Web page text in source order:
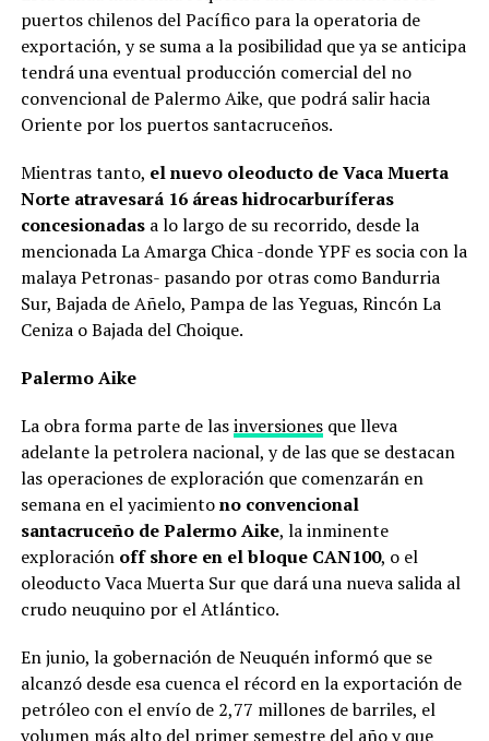
puertos chilenos del Pacífico para la operatoria de
exportación, y se suma a la posibilidad que ya se anticipa
tendrá una eventual producción comercial del no
convencional de Palermo Aike, que podrá salir hacia
Oriente por los puertos santacruceños.
Mientras tanto, el nuevo oleoducto de Vaca Muerta
Norte atravesará 16 áreas hidrocarburíferas
concesionadas a lo largo de su recorrido, desde la
mencionada La Amarga Chica -donde YPF es socia con la
malaya Petronas- pasando por otras como Bandurria
Sur, Bajada de Añelo, Pampa de las Yeguas, Rincón La
Ceniza o Bajada del Choique.
Palermo Aike
La obra forma parte de lasinversionesque lleva
adelante la petrolera nacional, y de las que se destacan
las operaciones de exploración que comenzarán en
semana en el yacimientono convencional
santacruceño de Palermo Aike, la inminente
exploraciónoff shore en el bloque CAN100, o el
oleoducto Vaca Muerta Sur que dará una nueva salida al
crudo neuquino por el Atlántico.
En junio, la gobernación de Neuquén informó que se
alcanzó desde esa cuenca el récord en la exportación de
petróleo con el envío de 2,77 millones de barriles, el
volumen más alto del primer semestre del año y que